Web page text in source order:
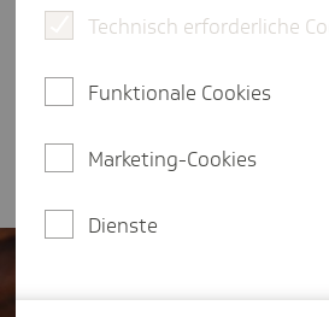
Wolfgang Beck,
Arbeit, Soziales, Gesundheit
des Landes Sachsen-Anhalt,
zum Thema Pflege.
3 Minuten Lesezeit
Technisch erforderliche
Funktionale Cookies
Marketing-Cookies
Dienste